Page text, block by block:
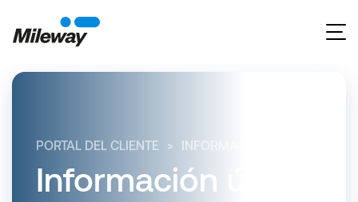
PORTAL DEL CLIENTE INFORMACIÓN ÚTIL
Información útil